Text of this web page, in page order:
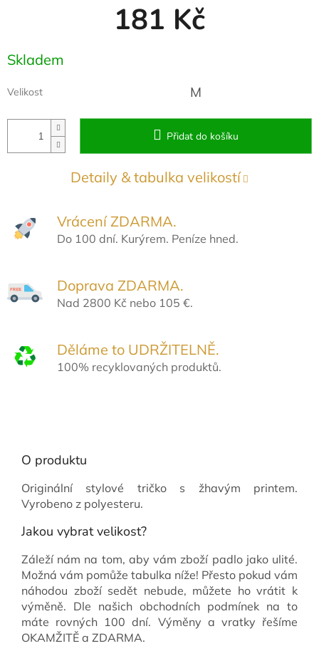
181 Kč
Měrná
cena:
Skladem
Velikost M
Přidat do košíku
Detaily & tabulka velikostí
Vrácení ZDARMA.
Do 100 dní. Kurýrem. Peníze hned.
Doprava ZDARMA.
Nad 2800 Kč nebo 105 €.
Děláme to UDRŽITELNĚ.
100% recyklovaných produktů.
O produktu
Originální stylové tričko s žhavým printem.
Vyrobeno z polyesteru.
Jakou vybrat velikost?
Záleží nám na tom, aby vám zboží padlo jako ulité.
Možná vám pomůže tabulka níže! Přesto pokud vám
náhodou zboží sedět nebude, můžete ho vrátit k
výměně. Dle našich obchodních podmínek na to
máte rovných 100 dní. Výměny a vratky řešíme
OKAMŽITĚ a ZDARMA.